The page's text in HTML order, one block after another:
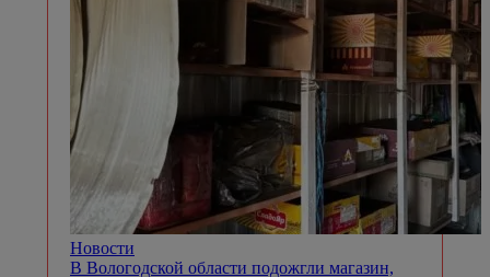
Новости
В Вологодской области подожгли магазин,